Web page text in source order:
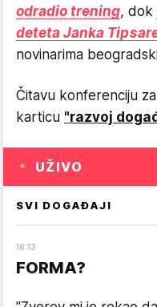
odradio trening, dok
deteta Janka
novinarima
Čitavu konferenciju
karticu "razvoj
UŽIVO
SVI DOGAĐAJI
16:13
FORMA?